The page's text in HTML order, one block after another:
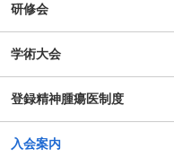
のための公開シンポジウ
がん患者の抱えるアピア
ための研修会（2025年度
研修会
学術大会
登録精神腫瘍医制度
入会案内